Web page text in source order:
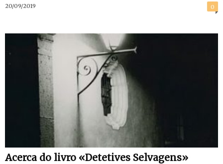
20/09/2019 0
Acerca do livro «Detetives Selvagens»